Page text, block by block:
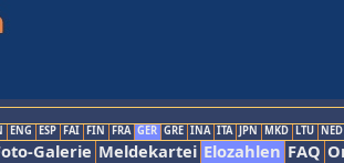
ENG ESP FAI FIN FRA GER GRE INA ITA JPN MKD LTU NED
Galerie Meldekartei Elozahlen FAQ